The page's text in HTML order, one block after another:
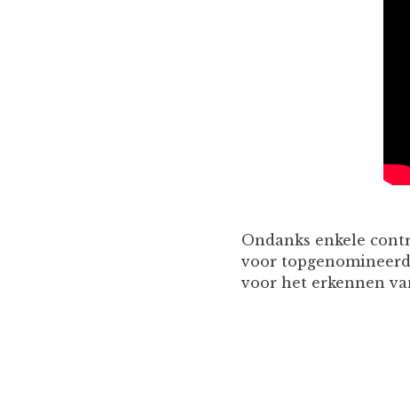
Ondanks enkele
voor
voor het erkennen